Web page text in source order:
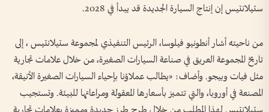
ستيلانتيس إن إنتاج السيارة الجديدة قد يبدأ في 2028.
من ناحيته أشار أنطونيو فيلوسا، الرئيس التنفيذي لمجموعة ستيلانتيس ، إلى
تاريخ المجموعة العريق في صناعة السيارات الصغيرة، من خلال علامات تجارية
مثل فيات وبيجو. وأضاف: «يطالب عملاؤنا بإحياء السيارات الصغيرة الأنيقة،
المصنعة في أوروبا، والتي تتميز بأسعارها المعقولة ومراعاتها للبيئة. وتستجيب